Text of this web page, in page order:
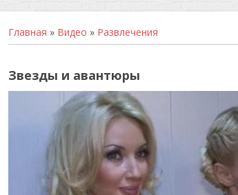
Главная » Видео » Развлечения
Звезды и авантюры